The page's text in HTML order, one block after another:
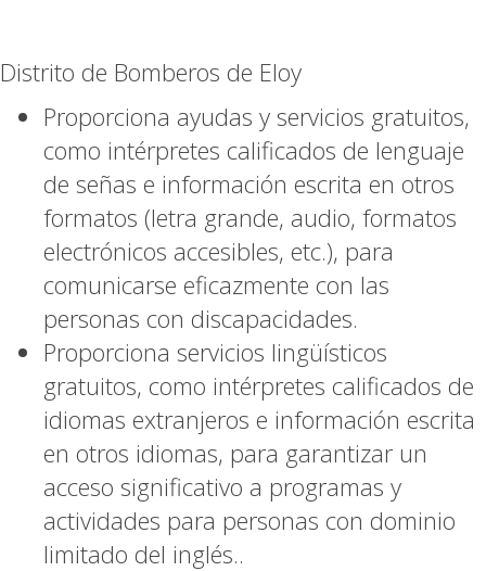
Distrito de Bomberos de Eloy
Proporciona ayudas y servicios gratuitos,
como intérpretes calificados de lenguaje
de señas e información escrita en otros
formatos (letra grande, audio, formatos
electrónicos accesibles, etc.), para
comunicarse eficazmente con las
personas con discapacidades.
Proporciona servicios lingüísticos
gratuitos, como intérpretes calificados de
idiomas extranjeros e información escrita
en otros idiomas, para garantizar un
acceso significativo a programas y
actividades para personas con dominio
limitado del inglés..